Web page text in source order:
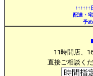
配達・
予
11時開店、
直接ご相談く